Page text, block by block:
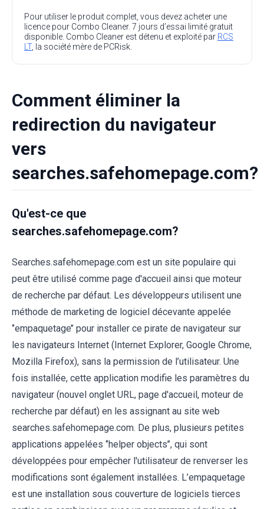
Pour utiliser le produit complet, vous devez acheter une
licence pour Combo Cleaner. 7 jours d’essai limité gratuit
disponible. Combo Cleaner est détenu et exploité par RCS
LT, la société mère de PCRisk.
Comment éliminer la
redirection du navigateur
vers
searches.safehomepage.com?
Qu'est-ce que
searches.safehomepage.com?
Searches.safehomepage.com est un site populaire qui
peut être utilisé comme page d'accueil ainsi que moteur
de recherche par défaut. Les développeurs utilisent une
méthode de marketing de logiciel décevante appelée
‘’empaquetage’’ pour installer ce pirate de navigateur sur
les navigateurs Internet (Internet Explorer, Google Chrome,
Mozilla Firefox), sans la permission de l’utilisateur. Une
fois installée, cette application modifie les paramètres du
navigateur (nouvel onglet URL, page d'accueil, moteur de
recherche par défaut) en les assignant au site web
searches.safehomepage.com. De plus, plusieurs petites
applications appelées ‘’helper objects’’, qui sont
développées pour empêcher l'utilisateur de renverser les
modifications sont également installées. L’empaquetage
est une installation sous couverture de logiciels tierces